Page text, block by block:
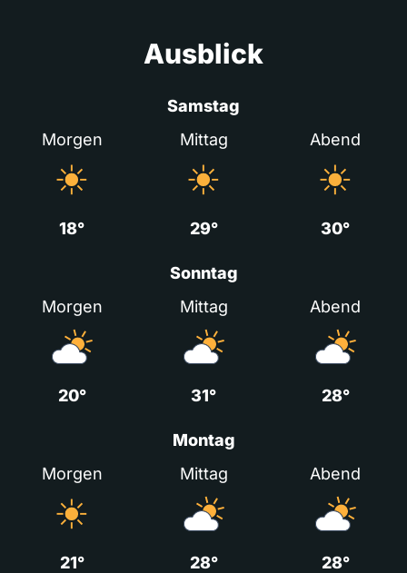
Ausblick
Samstag
Morgen
18°
Mittag
29°
Abend
30°
Sonntag
Morgen
20°
Mittag
31°
Abend
28°
Montag
Morgen
21°
Mittag
28°
Abend
28°